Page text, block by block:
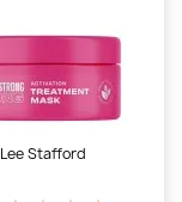
Lee Stafford